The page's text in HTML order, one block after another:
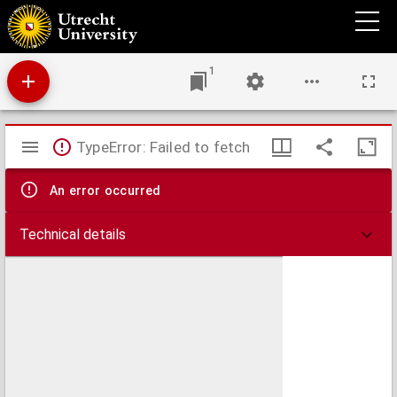
Charte für die allgemeine Geschichte von Papst Gregor VII. bis auf Rudolph von
Habsburg : d.i. von 1073 bis 1273 nach Christus
1
Mirador
viewer
TypeError: Failed to fetch
An error occurred
Technical details